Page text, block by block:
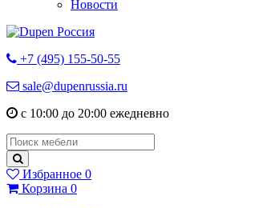
Новости
+7 (495) 155-50-55
sale@dupenrussia.ru
с 10:00 до 20:00 ежедневно
Избранное 0
Корзина 0